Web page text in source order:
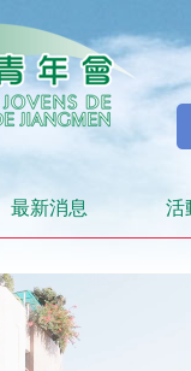
最新消息 活